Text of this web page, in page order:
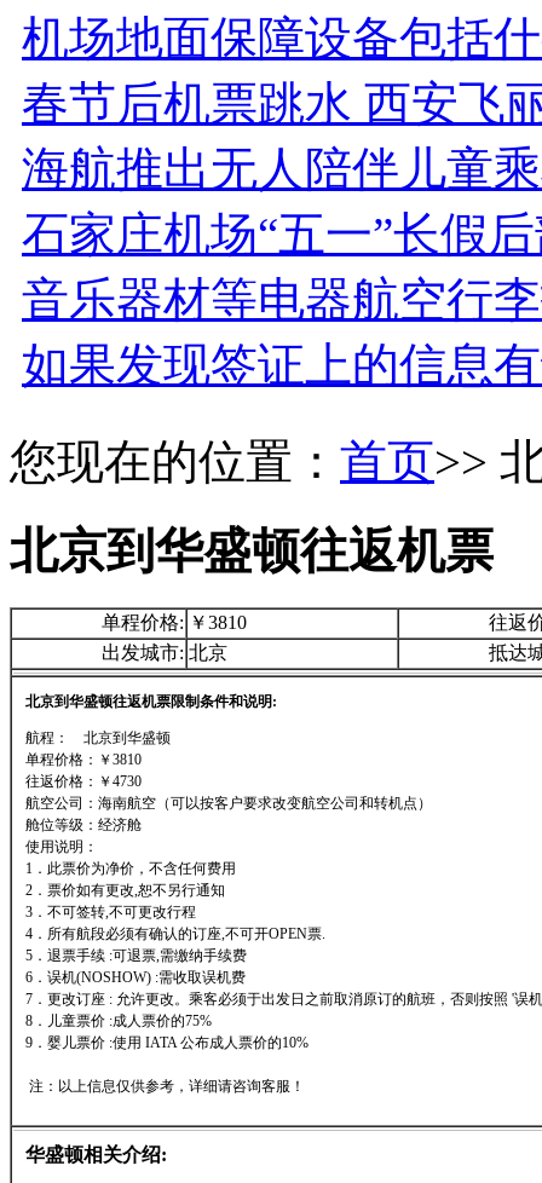
机场地面保障设备包括
春节后机票跳水 西安飞
海航推出无人陪伴儿童
石家庄机场“五一”长假
音乐器材等电器航空行
如果发现签证上的信息
您现在的位置： 首页>>
北京到华盛顿往返机票
单程价格: ￥3810
往返
出发城市: 北京 抵达
北京到华盛顿往返机票限制条件和说明:
航程： 北京到华盛顿
单程价格：￥3810
往返价格：￥4730
航空公司：海南航空（可以按客户要求改变航空公司和转机点）
舱位等级：经济舱
使用说明：
1．此票价为净价，不含任何费用
2．票价如有更改,恕不另行通知
3．不可签转,不可更改行程
4．所有航段必须有确认的订座,不可开OPEN票.
5．退票手续 :可退票,需缴纳手续费
6．误机(NOSHOW) :需收取误机费
7．更改订座 : 允许更改。乘客必须于出发日之前取消原订的航班，否则按照 '误
8．儿童票价 :成人票价的75%
9．婴儿票价 :使用 IATA 公布成人票价的10%
注：以上信息仅供参考，详细请咨询客服！
华盛顿相关介绍: